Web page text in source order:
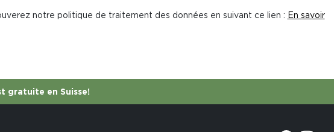
notre politique de traitement des données en suivant ce lien : En savoir
gratuite en Suisse!